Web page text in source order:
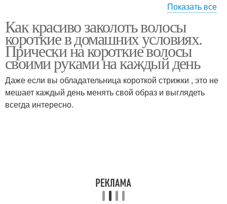
стиле
Укладка с челкой
Объемная укладка Гладкая укладка
Показать все
Как красиво заколоть волосы
короткие в домашних условиях.
Прически на короткие волосы
своими руками на каждый день
Даже если вы обладательница короткой стрижки , это не
мешает каждый день менять свой образ и выглядеть
всегда интересно.